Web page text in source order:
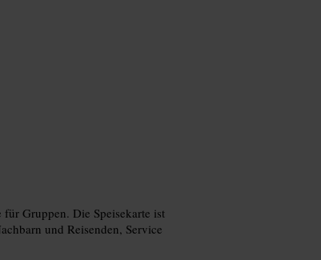
Gruppen. Die Speisekarte ist
und Reisenden, Service